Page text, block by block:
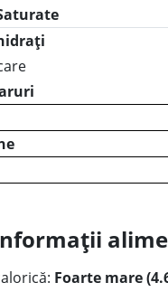
Foarte mare